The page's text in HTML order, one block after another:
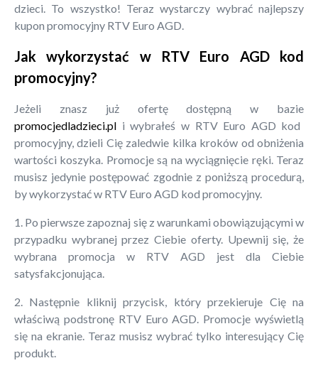
dzieci. To wszystko! Teraz wystarczy wybrać najlepszy
kupon promocyjny RTV Euro AGD.
Jak wykorzystać w RTV Euro AGD kod
promocyjny?
Jeżeli znasz już ofertę dostępną w bazie
promocjedladzieci.pl i wybrałeś w RTV Euro AGD kod
promocyjny, dzieli Cię zaledwie kilka kroków od obniżenia
wartości koszyka. Promocje są na wyciągnięcie ręki. Teraz
musisz jedynie postępować zgodnie z poniższą procedurą,
by wykorzystać w RTV Euro AGD kod promocyjny.
1. Po pierwsze zapoznaj się z warunkami obowiązującymi w
przypadku wybranej przez Ciebie oferty. Upewnij się, że
wybrana promocja w RTV AGD jest dla Ciebie
satysfakcjonująca.
2. Następnie kliknij przycisk, który przekieruje Cię na
właściwą podstronę RTV Euro AGD. Promocje wyświetlą
się na ekranie. Teraz musisz wybrać tylko interesujący Cię
produkt.